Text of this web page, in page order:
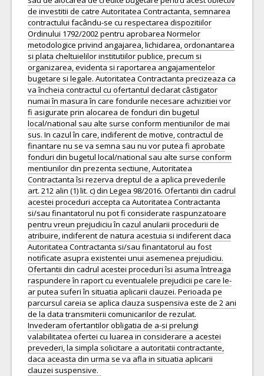
de investitii de catre Autoritatea Contractanta, semnarea
contractului facându-se cu respectarea dispozitiilor
Ordinului 1792/2002 pentru aprobarea Normelor
metodologice privind angajarea, lichidarea, ordonantarea
si plata cheltuielilor institutiilor publice, precum si
organizarea, evidenta si raportarea angajamentelor
bugetare si legale. Autoritatea Contractanta precizeaza ca
va încheia contractul cu ofertantul declarat câstigator
numai în masura în care fondurile necesare achizitiei vor
fi asigurate prin alocarea de fonduri din bugetul
local/national sau alte surse conform mentiunilor de mai
sus. In cazul în care, indiferent de motive, contractul de
finantare nu se va semna sau nu vor putea fi aprobate
fonduri din bugetul local/national sau alte surse conform
mentiunilor din prezenta sectiune, Autoritatea
Contractanta îsi rezerva dreptul de a aplica prevederile
art. 212 alin (1) lit. c) din Legea 98/2016. Ofertantii din cadrul
acestei proceduri accepta ca Autoritatea Contractanta
si/sau finantatorul nu pot fi considerate raspunzatoare
pentru vreun prejudiciu în cazul anularii procedurii de
atribuire, indiferent de natura acestuia si indiferent daca
Autoritatea Contractanta si/sau finantatorul au fost
notificate asupra existentei unui asemenea prejudiciu.
Ofertantii din cadrul acestei proceduri îsi asuma întreaga
raspundere în raport cu eventualele prejudicii pe care le-
ar putea suferi în situatia aplicarii clauzei. Perioada pe
parcursul careia se aplica clauza suspensiva este de 2 ani
de la data transmiterii comunicarilor de rezulat.
Invederam ofertantilor obligatia de a-si prelungi
valabilitatea ofertei cu luarea in considerare a acestei
prevederi, la simpla solicitare a autoritatii contractante,
daca aceasta din urma se va afla in situatia aplicarii
clauzei suspensive.